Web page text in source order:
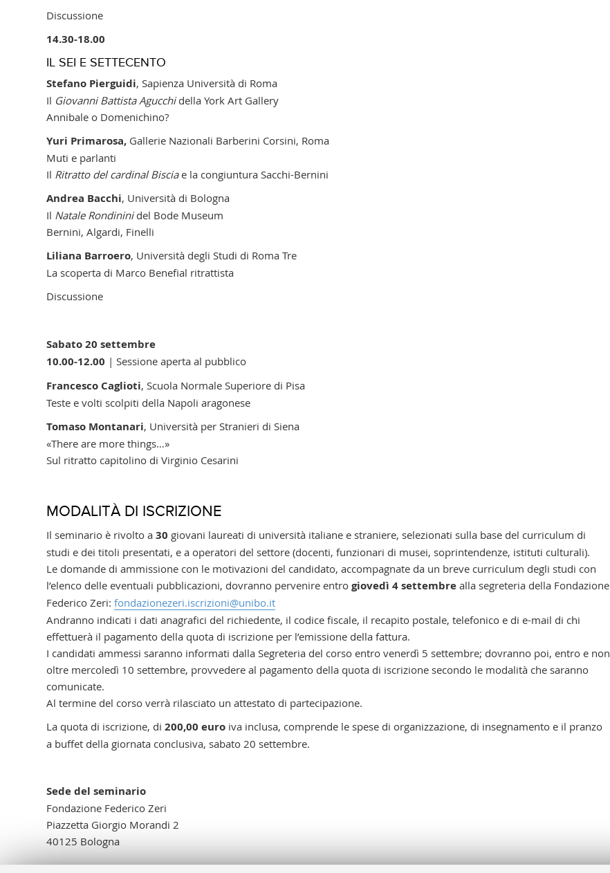
Discussione
14.30-18.00
IL SEI E SETTECENTO
Stefano Pierguidi, Sapienza Università di Roma
Il Giovanni Battista Agucchidella York Art Gallery
Annibale o Domenichino?
Yuri Primarosa, Gallerie Nazionali Barberini Corsini, Roma
Muti e parlanti
Il Ritratto del cardinal Bisciae la congiuntura Sacchi-Bernini
Andrea Bacchi, Università di Bologna
Il Natale Rondininidel Bode Museum
Bernini, Algardi, Finelli
Liliana Barroero, Università degli Studi di Roma Tre
La scoperta di Marco Benefial ritrattista
Discussione
Sabato 20 settembre
10.00-12.00 | Sessione aperta al pubblico
Francesco Caglioti, Scuola Normale Superiore di Pisa
Teste e volti scolpiti della Napoli aragonese
Tomaso Montanari, Università per Stranieri di Siena
«There are more things…»
Sul ritratto capitolino di Virginio Cesarini
MODALITÀ DI ISCRIZIONE
Il seminario è rivolto a 30 giovani laureati di università italiane e straniere, selezionati sulla base del curriculum di
studi e dei titoli presentati, e a operatori del settore (docenti, funzionari di musei, soprintendenze, istituti culturali).
Le domande di ammissione con le motivazioni del candidato, accompagnate da un breve curriculum degli studi con
l’elenco delle eventuali pubblicazioni, dovranno pervenire entro giovedì 4 settembre alla segreteria della Fondazione
Federico Zeri: fondazionezeri.iscrizioni@unibo.it
Andranno indicati i dati anagrafici del richiedente, il codice fiscale, il recapito postale, telefonico e di e-mail di chi
effettuerà il pagamento della quota di iscrizione per l’emissione della fattura.
I candidati ammessi saranno informati dalla Segreteria del corso entro venerdì 5 settembre; dovranno poi, entro e non
oltre mercoledì 10 settembre, provvedere al pagamento della quota di iscrizione secondo le modalità che saranno
comunicate.
Al termine del corso verrà rilasciato un attestato di partecipazione.
La quota di iscrizione, di 200,00 euro iva inclusa, comprende le spese di organizzazione, di insegnamento e il pranzo
a buffet della giornata conclusiva, sabato 20 settembre.
Sede del seminario
Fondazione Federico Zeri
Piazzetta Giorgio Morandi 2
40125 Bologna